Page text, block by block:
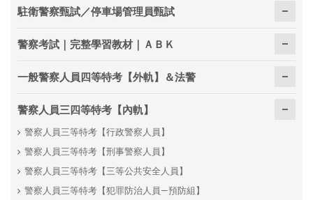
駐衛警察甄試／停車場管理員甄試
警察考試｜完整學習教材｜ＡＢＫ
一般警察人員四等特考【外軌】＆法警
警察人員三四等特考【內軌】
警察人員三等特考【行政警察人員】
警察人員三等特考【刑事警察人員】
警察人員三等特考【三等公共安全人員】
警察人員三等特考【犯罪防治人員—預防組】